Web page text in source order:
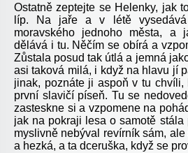
Ostatně zeptejte se Helenky, jak
líp. Na jaře a v létě
moravského jednoho města, a
dělává i tu. Něčím se obírá a
Zůstala posud tak útlá a jemná
asi taková milá, i když na hlavu jí
jinak, poznáte ji aspoň v tu
první slavičí píseň. Tu se
zasteskne si a vzpomene na
jak na pokraji lesa o samotě
myslivně nebýval revírník sám,
a hezká, a ta dceruška, když se